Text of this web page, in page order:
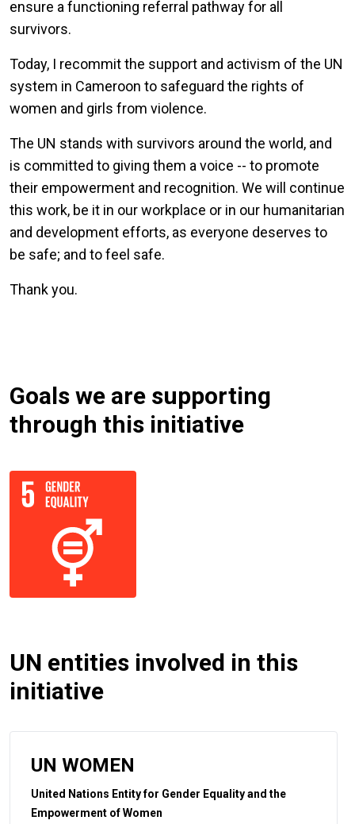
ensure a functioning referral pathway for all
survivors.
Today, I recommit the support and activism of the UN
system in Cameroon to safeguard the rights of
women and girls from violence.
The UN stands with survivors around the world, and
is committed to giving them a voice -- to promote
their empowerment and recognition. We will continue
this work, be it in our workplace or in our humanitarian
and development efforts, as everyone deserves to
be safe; and to feel safe.
Thank you.
Goals we are supporting
through this initiative
UN entities involved in this
initiative
UN WOMEN
United Nations Entity for Gender Equality and the
Empowerment of Women